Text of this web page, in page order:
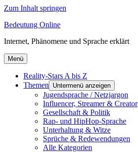
Zum Inhalt springen
Bedeutung Online
Internet, Phänomene und Sprache erklärt
Menü
Reality-Stars A bis Z
Themen
Untermenü anzeigen
Jugendsprache / Netzjargon
Influencer, Streamer & Creator
Gesellschaft & Politik
Rap- und HipHop-Sprache
Unterhaltung & Witze
Sprüche & Redewendungen
Alle Kategorien